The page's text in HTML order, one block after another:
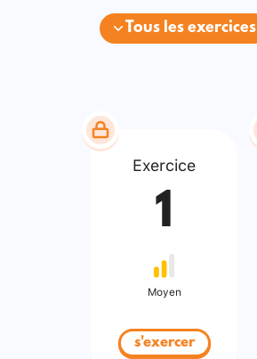
Tous les exercices
Exercice
1
Moyen
s'exercer